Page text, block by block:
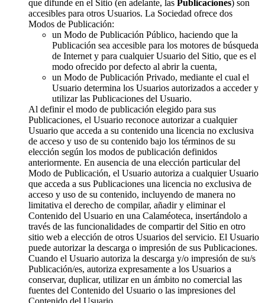
que difunde en el Sitio (en adelante, las Publicaciones) son
accesibles para otros Usuarios. La Sociedad ofrece dos
Modos de Publicación:
un Modo de Publicación Público, haciendo que la
Publicación sea accesible para los motores de búsqueda
de Internet y para cualquier Usuario del Sitio, que es el
modo ofrecido por defecto al abrir la cuenta,
un Modo de Publicación Privado, mediante el cual el
Usuario determina los Usuarios autorizados a acceder y
utilizar las Publicaciones del Usuario.
Al definir el modo de publicación elegido para sus
Publicaciones, el Usuario reconoce autorizar a cualquier
Usuario que acceda a su contenido una licencia no exclusiva
de acceso y uso de su contenido bajo los términos de su
elección según los modos de publicación definidos
anteriormente. En ausencia de una elección particular del
Modo de Publicación, el Usuario autoriza a cualquier Usuario
que acceda a sus Publicaciones una licencia no exclusiva de
acceso y uso de su contenido, incluyendo de manera no
limitativa el derecho de compilar, añadir y eliminar el
Contenido del Usuario en una Calaméoteca, insertándolo a
través de las funcionalidades de compartir del Sitio en otro
sitio web a elección de otros Usuarios del servicio. El Usuario
puede autorizar la descarga o impresión de sus Publicaciones.
Cuando el Usuario autoriza la descarga y/o impresión de su/s
Publicación/es, autoriza expresamente a los Usuarios a
conservar, duplicar, utilizar en un ámbito no comercial las
fuentes del Contenido del Usuario o las impresiones del
Contenido del Usuario.